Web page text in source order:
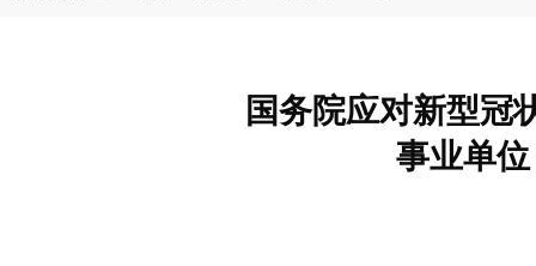
国务院应对新型冠
事业单